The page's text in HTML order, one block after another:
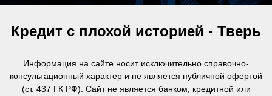
Кредит с плохой историей - Тверь
Информация на сайте носит исключительно справочно-
консультационный характер и не является публичной офертой
(ст. 437 ГК РФ). Сайт не является банком, кредитной или